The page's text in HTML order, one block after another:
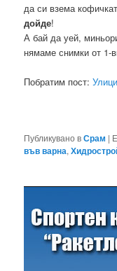
да си взема
дойде!
А бай да уей,
нямаме снимки от 1-
Побратим пост:
Публикувано вСрам |
във варна,